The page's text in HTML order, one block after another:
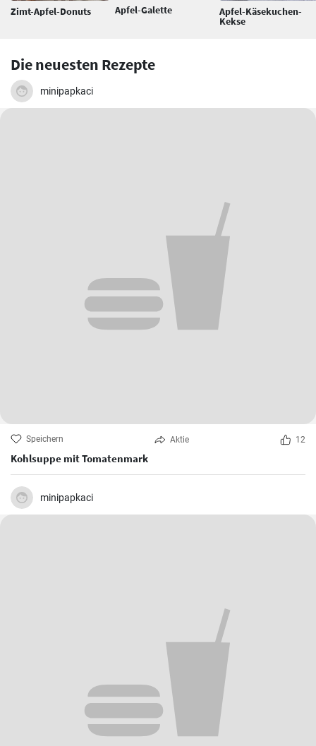
Zimt-Apfel-Donuts Apfel-Galette Apfel-Käsekuchen-
Kekse
Die neuesten Rezepte
minipapkaci
Speichern Aktie 12
Kohlsuppe mit Tomatenmark
minipapkaci